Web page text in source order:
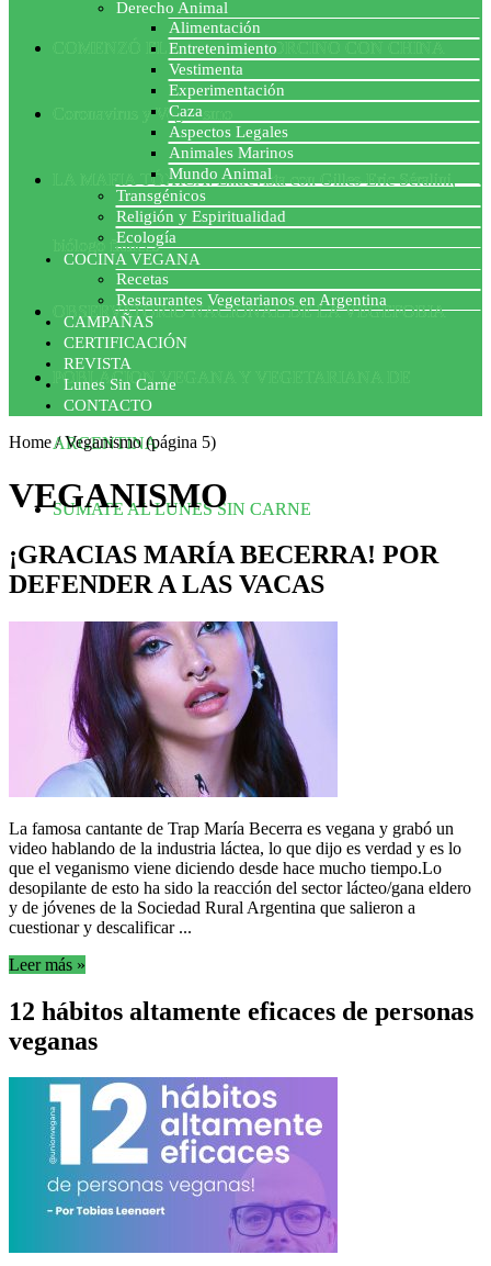
COMENZÓ EL ACUERDO PORCINO CON CHINA
Coronavirus y Veganismo
LA MAFIA TÓXICA: Entrevista con Gilles-Eric Séralini,
biólogo francés
OBSERVATORIO NACIONAL DE LA VEGEFOBIA
POBLACION VEGANA Y VEGETARIANA DE
ARGENTINA
SUMATE AL LUNES SIN CARNE
Derecho Animal
Alimentación
Entretenimiento
Vestimenta
Experimentación
Caza
Aspectos Legales
Animales Marinos
Mundo Animal
Transgénicos
Religión y Espiritualidad
Ecología
COCINA VEGANA
Recetas
Restaurantes Vegetarianos en Argentina
CAMPAÑAS
CERTIFICACIÓN
REVISTA
Lunes Sin Carne
CONTACTO
Home/Veganismo(página 5)
VEGANISMO
¡GRACIAS MARÍA BECERRA! POR
DEFENDER A LAS VACAS
La famosa cantante de Trap María Becerra es vegana y grabó un
video hablando de la industria láctea, lo que dijo es verdad y es lo
que el veganismo viene diciendo desde hace mucho tiempo.Lo
desopilante de esto ha sido la reacción del sector lácteo/gana eldero
y de jóvenes de la Sociedad Rural Argentina que salieron a
cuestionar y descalificar ...
Leer más »
12 hábitos altamente eficaces de personas
veganas